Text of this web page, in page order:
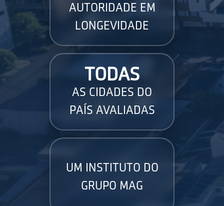
AUTORIDADE EM
LONGEVIDADE
TODAS
AS CIDADES DO
PAÍS AVALIADAS
UM INSTITUTO DO
GRUPO MAG